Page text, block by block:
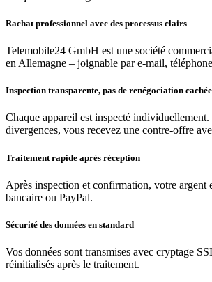
Rachat professionnel avec des processus clairs
Telemobile24 GmbH est une société
en Allemagne – joignable par e-mail,
Inspection transparente, pas de renégociation cachée
Chaque appareil est inspecté individuellement.
divergences, vous recevez une contre-offre
Traitement rapide après réception
Après inspection et confirmation, votre argent
bancaire ou PayPal.
Sécurité des données en standard
Vos données sont transmises avec cryptage
réinitialisés après le traitement.